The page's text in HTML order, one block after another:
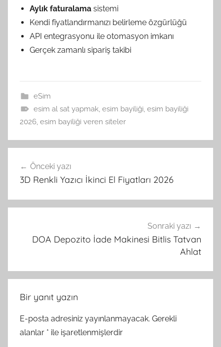
Aylık faturalama sistemi
Kendi fiyatlandırmanızı belirleme özgürlüğü
API entegrasyonu ile otomasyon imkanı
Gerçek zamanlı sipariş takibi
eSim
esim al sat yapmak, esim bayiliği, esim bayiliği
2026, esim bayiliği veren siteler
gezinmesi
Önceki yazı
3D Renkli Yazıcı İkinci El Fiyatları 2026
Sonraki yazı
DOA Depozito İade Makinesi Bitlis Tatvan
Ahlat
Bir yanıt yazın
E-posta adresiniz yayınlanmayacak. Gerekli
alanlar * ile işaretlenmişlerdir